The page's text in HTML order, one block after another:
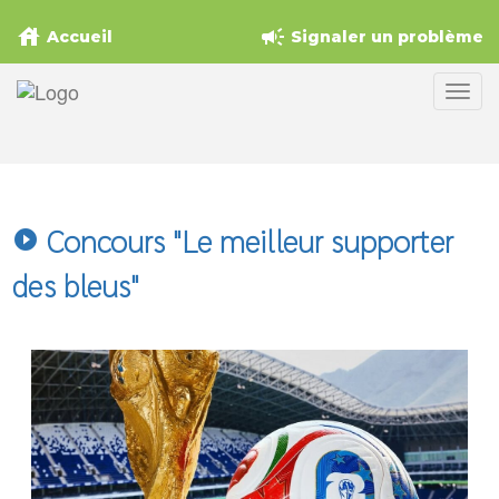
campaign Signaler un problème
house Accueil
play_circle_filled Concours "Le meilleur supporter
des bleus"